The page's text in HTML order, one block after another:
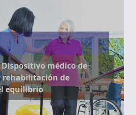
médico de
rehabilitación de
equilibrio